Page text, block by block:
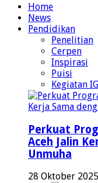
Home
News
Pendidikan
Penelitian
Cerpen
Inspirasi
Puisi
Kegiatan
Perkuat
Aceh Jalin
Unmuha
28 Oktober 2025